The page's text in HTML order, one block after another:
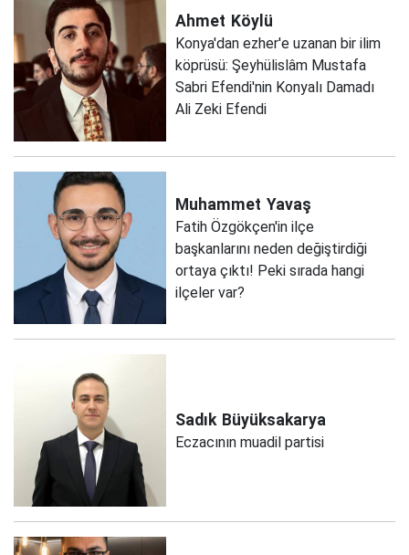
Ahmet Köylü
Konya'dan ezher'e uzanan bir ilim
köprüsü: Şeyhülislâm Mustafa
Sabri Efendi'nin Konyalı Damadı
Ali Zeki Efendi
Muhammet Yavaş
Fatih Özgökçen'in ilçe
başkanlarını neden değiştirdiği
ortaya çıktı! Peki sırada hangi
ilçeler var?
Sadık Büyüksakarya
Eczacının muadil partisi